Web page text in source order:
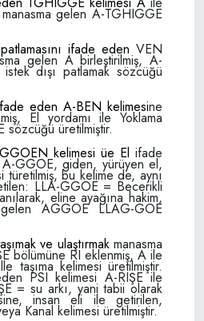
manasma gelen A-TGHIGGE
ifade eden VEN
gelen A birleş­tirilmiş, A-
dışı patlamak sözcüğü
eden A-BEN kelimesi­ne
El yordamı ile Yoklama
sözcüğü üre­tilmiştir.
kelimesi üe El ifade
GGOE, giden, yürüyen el,
türetil­miş, bu kelime de, aynı
LLA-GGOE = Becerikli
eline ayağına hakim,
AGGOE LLAG-GOE
ve ulaştırmakmanasma
bölümüne RI eklenmiş, A ile
taşıma kelimesi üretilmiştir.
PSI kelimesi A-RIŞE ile
= su arkı, yani tabii olarak
insan eli ile getiri­len,
Kanal keli­mesi üretilmiştir.